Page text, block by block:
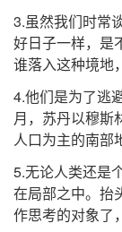
3.虽然我们时常
好日子一样，
谁落入这种境地
4.他们是为了逃
月，苏丹以穆斯
人口为主的南部
5.无论人类还是
在局部之中。抬
作思考的对象了